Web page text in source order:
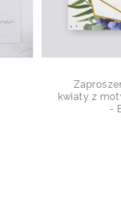
kwiaty z
-